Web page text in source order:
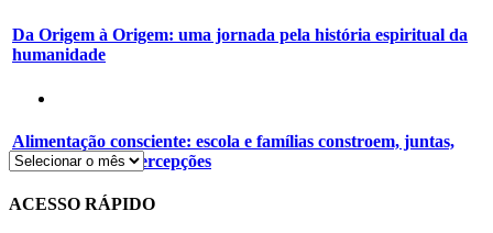
Da Origem à Origem: uma jornada pela história espiritual da
humanidade
Alimentação consciente: escola e famílias constroem, juntas,
novos hábitos e percepções
ACESSO RÁPIDO